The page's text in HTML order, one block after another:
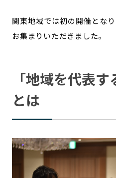
イベント
地域豆知識
記事ライター
お問い合わせ 会社概要
関東地域では初の開催とな
お集まりいただきました。
「地域を代表
とは